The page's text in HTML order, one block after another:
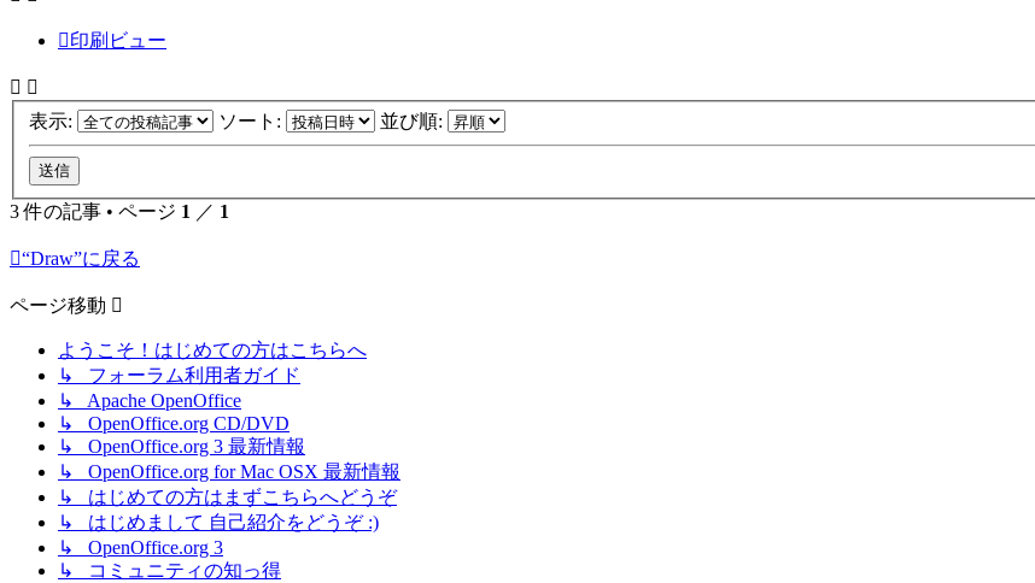
ッ
印刷ビュー
表示: ソート: 並び順:
3 件の記事 • ページ 1 ／ 1
“Draw”に戻る
ページ移動
ようこそ！はじめての方はこちらへ
↳ フォーラム利用者ガイド
↳ Apache OpenOffice
↳ OpenOffice.org CD/DVD
↳ OpenOffice.org 3 最新情報
↳ OpenOffice.org for Mac OSX 最新情報
↳ はじめての方はまずこちらへどうぞ
↳ はじめまして 自己紹介をどうぞ :)
↳ OpenOffice.org 3
↳ コミュニティの知っ得